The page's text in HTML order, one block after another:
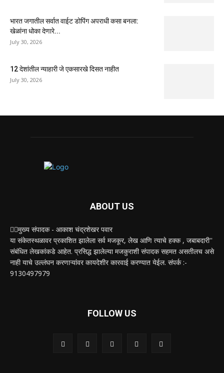
भारत जगातील सर्वात वाईट डोपिंग अपराधी कसा बनला:
खेळांना धोका देणारे...
July 30, 2026
12 देशांतील न्याहारी जे एकसारखे दिसत नाहीत
July 30, 2026
ABOUT US
✍🏻मुख्य संपादक - आकाश चंद्रशेखर पवार
या संकेतस्थळावर प्रकाशित झालेला सर्व मजकूर, लेख आणि त्याचे हक्क , जबाबदारी''
संबंधित लेखकांकडे आहेत. प्रसिद्ध झालेल्या मजकुराशी संपादक सहमत असतीलच असे
नाही याचे उल्लंघन करणाऱ्यांवर कायदेशीर कारवाई करण्यात येईल. संपर्क :-
9130497979
FOLLOW US